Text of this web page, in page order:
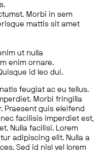
Morbi in sem
mattis sit amet
ut nulla
enim ornare.
id leo dui.
feugiat ac eu tellus.
Morbi fringilla
Praesent quis eleifend
facilisis imperdiet est,
Nulla facilisi. Lorem
adipiscing elit. Nulla a
Sed id nisl vel lorem